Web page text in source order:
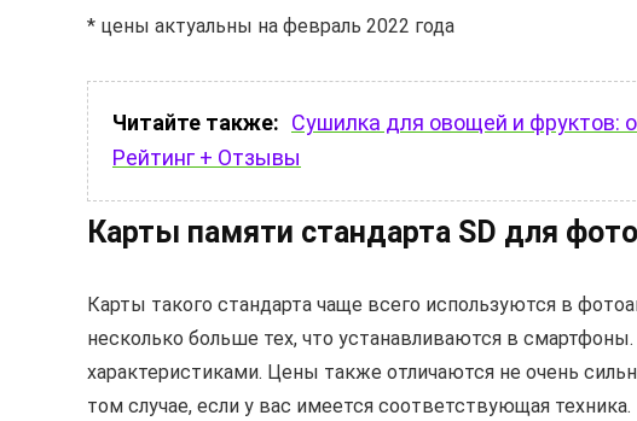
* цены актуальны на февраль 2022 года
Читайте также: Сушилка для овощей и фруктов:
Рейтинг + Отзывы
Карты памяти стандарта SD для
Карты такого стандарта чаще всего используются в
несколько больше тех, что устанавливаются в
характеристиками. Цены также отличаются не очень
том случае, если у вас имеется соответствующая техника.